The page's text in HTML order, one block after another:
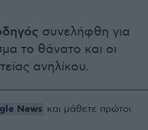
συνελήφθη για
το θάνατο και οι
ανηλίκου.
News και μάθετε πρώτοι